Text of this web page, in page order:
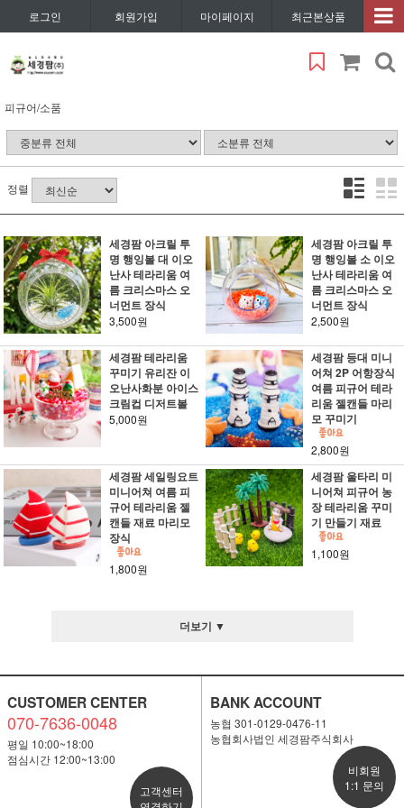
로그인 회원가입 마이페이지 최근본상품
피규어/소품
정렬
세경팜 아크릴 투
명 행잉볼 대 이오
난사 테라리움 여
름 크리스마스 오
너먼트 장식
3,500원
세경팜 아크릴 투
명 행잉볼 소 이오
난사 테라리움 여
름 크리스마스 오
너먼트 장식
2,500원
세경팜 테라리움
꾸미기 유리잔 이
오난사화분 아이스
크림컵 디저트볼
5,000원
세경팜 등대 미니
어쳐 2P 어항장식
여름 피규어 테라
리움 젤캔들 마리
모 꾸미기
2,800원
세경팜 세일링요트
미니어쳐 여름 피
규어 테라리움 젤
캔들 재료 마리모
장식
1,800원
세경팜 울타리 미
니어쳐 피규어 농
장 테라리움 꾸미
기 만들기 재료
1,100원
더보기 ▼
CUSTOMER CENTER
070-7636-0048
평일 10:00~18:00
점심시간 12:00~13:00
고객센터
BANK ACCOUNT
농협 301-0129-0476-11
농협회사법인 세경팜주식회사
비회원
1:1 문의